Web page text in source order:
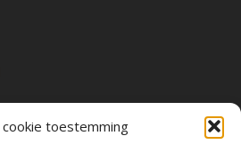
toestemming